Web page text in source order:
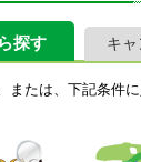
探す キ
たは、下記条件